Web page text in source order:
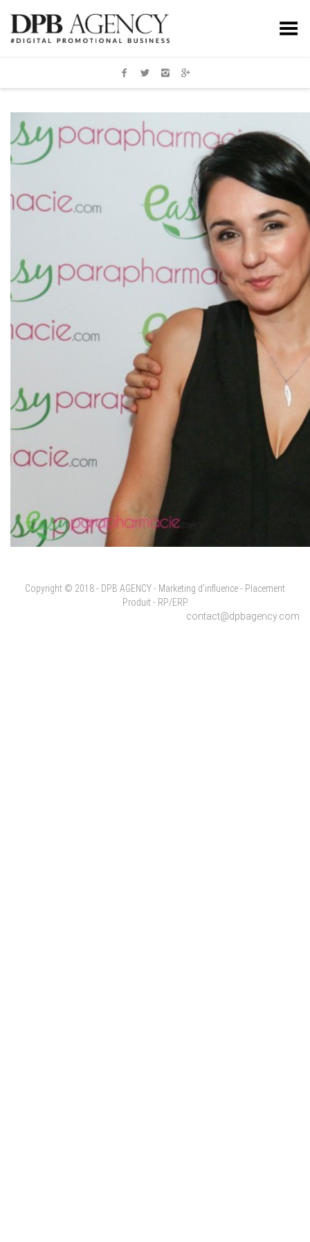
Toggle Menu
Copyright © 2018 - DPB AGENCY - Marketing d'influence - Placement
Produit - RP/ERP
contact@dpbagency.com